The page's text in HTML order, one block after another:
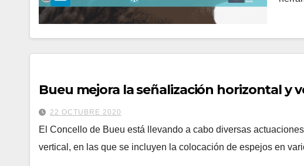
Bueu mejora la señalización horizontal y
22 OCTUBRE 2020
El Concello de Bueu está llevando a cabo diversas
vertical, en las que se incluyen la colocación de espejos en